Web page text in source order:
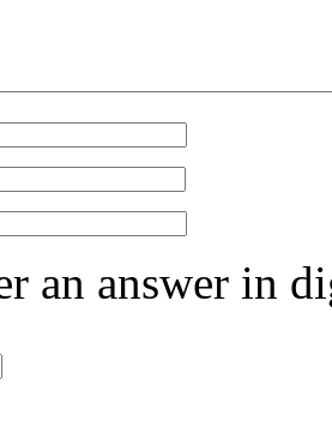
an answer in